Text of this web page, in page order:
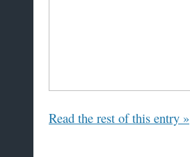
Read the rest of this entry »